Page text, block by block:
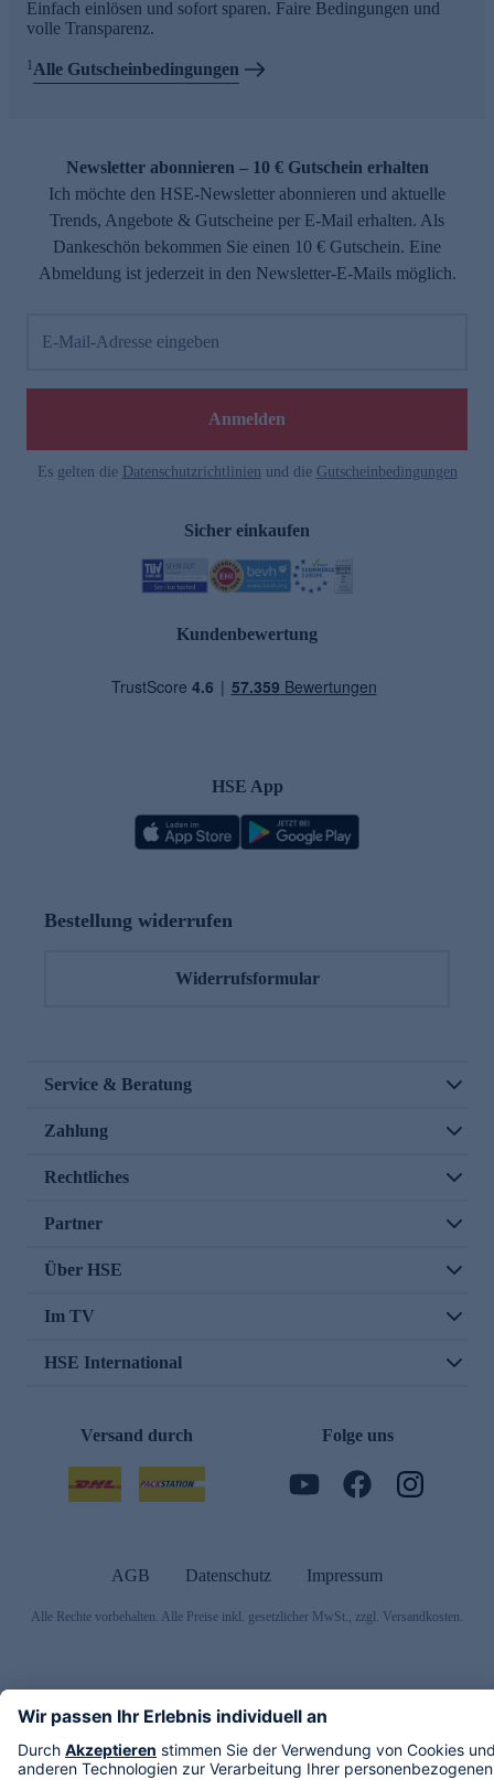
Einfach einlösen und sofort sparen. Faire Bedingungen und
volle Transparenz.
1Alle Gutscheinbedingungen
Newsletter abonnieren – 10 € Gutschein erhalten
Ich möchte den HSE-Newsletter abonnieren und aktuelle
Trends, Angebote & Gutscheine per E-Mail erhalten. Als
Dankeschön bekommen Sie einen 10 € Gutschein. Eine
Abmeldung ist jederzeit in den Newsletter-E-Mails möglich.
E-Mail-Adresse eingeben
Anmelden
Es gelten die Datenschutzrichtlinien und die Gutscheinbedingungen
Sicher einkaufen
Kundenbewertung
HSE App
Bestellung widerrufen
Widerrufsformular
Service & Beratung
Zahlung
Rechtliches
Partner
Über HSE
Im TV
HSE International
Versand durch Folge uns
AGB Datenschutz Impressum
Alle Rechte vorbehalten. Alle Preise inkl. gesetzlicher MwSt., zzgl. Versandkosten.